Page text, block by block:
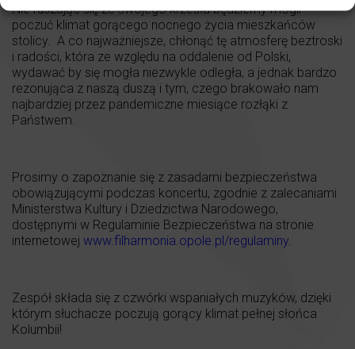
Nie ruszając się ze swojego krzesła będziemy mogli
poczuć klimat gorącego nocnego życia mieszkańców
stolicy. A co najważniejsze, chłonąć tę atmosferę beztroski
i radości, która ze względu na oddalenie od Polski,
wydawać by się mogła niezwykle odległa, a jednak bardzo
rezonująca z naszą duszą i tym, czego brakowało nam
najbardziej przez pandemiczne miesiące rozłąki z
Państwem.
Prosimy o zapoznanie się z zasadami bezpieczeństwa
obowiązującymi podczas koncertu, zgodnie z zalecaniami
Ministerstwa Kultury i Dziedzictwa Narodowego,
dostępnymi w Regulaminie Bezpieczeństwa na stronie
internetowej www.filharmonia.opole.pl/regulaminy.
Zespół składa się z czwórki wspaniałych muzyków, dzięki
którym słuchacze poczują gorący klimat pełnej słońca
Kolumbii!